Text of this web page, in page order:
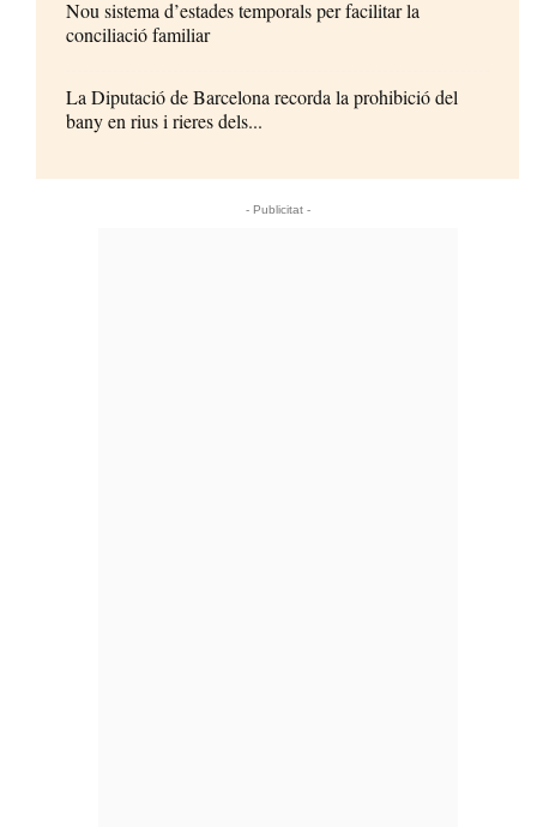
Nou sistema d’estades temporals per facilitar la
conciliació familiar
La Diputació de Barcelona recorda la prohibició del
bany en rius i rieres dels...
- Publicitat -